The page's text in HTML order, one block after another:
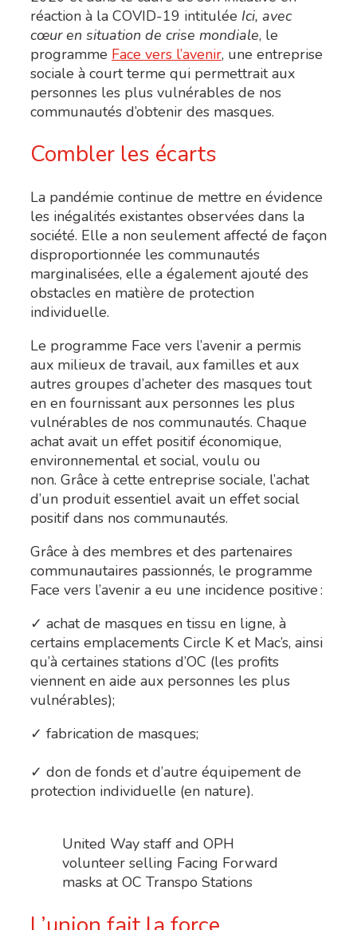
réaction à la COVID-19 intitulée Ici, avec
cœur en situation de crise mondiale, le
programme Face vers l’avenir, une entreprise
sociale à court terme qui permettrait aux
personnes les plus vulnérables de nos
communautés d’obtenir des masques.
Combler les écarts
La pandémie continue de mettre en évidence
les inégalités existantes observées dans la
société. Elle a non seulement affecté de façon
disproportionnée les communautés
marginalisées, elle a également ajouté des
obstacles en matière de protection
individuelle.
Le programme Face vers l’avenir a permis
aux milieux de travail, aux familles et aux
autres groupes d’acheter des masques tout
en en fournissant aux personnes les plus
vulnérables de nos communautés. Chaque
achat avait un effet positif économique,
environnemental et social, voulu ou
non. Grâce à cette entreprise sociale, l’achat
d’un produit essentiel avait un effet social
positif dans nos communautés.
Grâce à des membres et des partenaires
communautaires passionnés, le programme
Face vers l’avenir a eu une incidence positive :
✓ achat de masques en tissu en ligne, à
certains emplacements Circle K et Mac’s, ainsi
qu’à certaines stations d’OC (les profits
viennent en aide aux personnes les plus
vulnérables);
✓ fabrication de masques;
✓ don de fonds et d’autre équipement de
protection individuelle (en nature).
United Way staff and OPH
volunteer selling Facing Forward
masks at OC Transpo Stations